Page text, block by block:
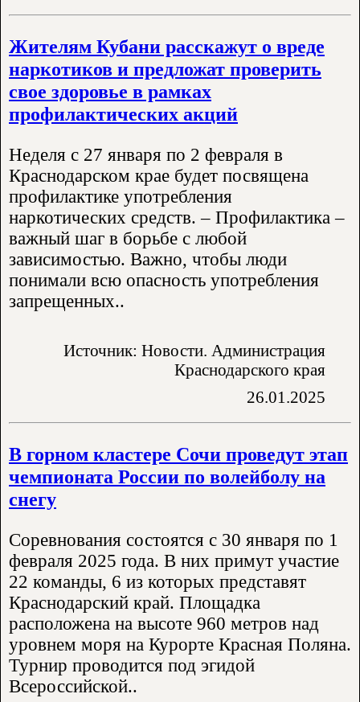
Жителям Кубани расскажут о вреде
наркотиков и предложат проверить
свое здоровье в рамках
профилактических акций
Неделя с 27 января по 2 февраля в
Краснодарском крае будет посвящена
профилактике употребления
наркотических средств. – Профилактика –
важный шаг в борьбе с любой
зависимостью. Важно, чтобы люди
понимали всю опасность употребления
запрещенных..
Источник: Новости. Администрация
Краснодарского края
26.01.2025
В горном кластере Сочи проведут этап
чемпионата России по волейболу на
снегу
Соревнования состоятся с 30 января по 1
февраля 2025 года. В них примут участие
22 команды, 6 из которых представят
Краснодарский край. Площадка
расположена на высоте 960 метров над
уровнем моря на Курорте Красная Поляна.
Турнир проводится под эгидой
Всероссийской..